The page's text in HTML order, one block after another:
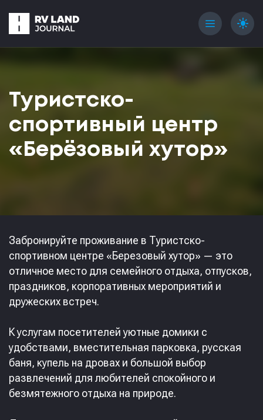
menu light_mode
Туристско-
спортивный центр
«Берёзовый хутор»
Забронируйте проживание в Туристско-
спортивном центре «Березовый хутор» — это
отличное место для семейного отдыха, отпусков,
праздников, корпоративных мероприятий и
дружеских встреч.
‎К услугам посетителей уютные домики с
удобствами, вместительная парковка, русская
баня, купель на дровах и большой выбор
развлечений для любителей спокойного и
безмятежного отдыха на природе.